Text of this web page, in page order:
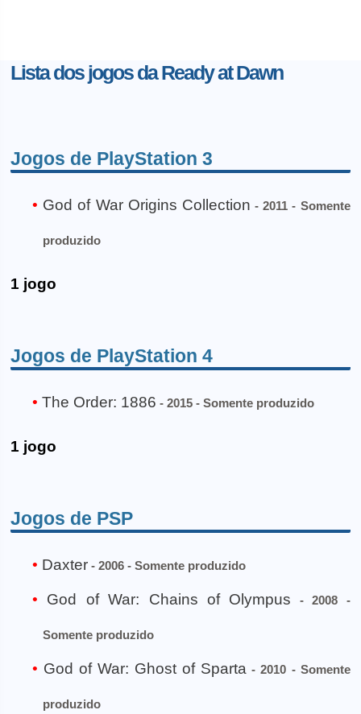
Lista dos jogos da Ready at Dawn
Jogos de PlayStation 3
God of War Origins Collection - 2011 - Somente
produzido
1 jogo
Jogos de PlayStation 4
The Order: 1886 - 2015 - Somente produzido
1 jogo
Jogos de PSP
Daxter - 2006 - Somente produzido
God of War: Chains of Olympus - 2008 -
Somente produzido
God of War: Ghost of Sparta - 2010 - Somente
produzido